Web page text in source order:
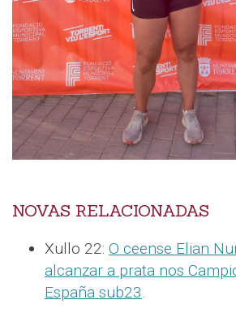
NOVAS RELACIONADAS
Xullo 22: O ceense Elian
alcanzar a prata nos
España sub23